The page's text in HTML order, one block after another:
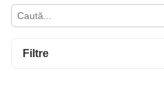
Filtre